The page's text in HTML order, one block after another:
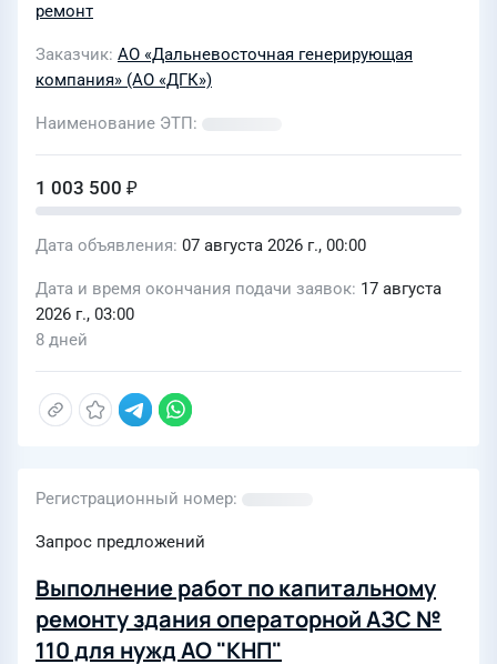
ремонт
Заказчик АО «Дальневосточная генерирующая
компания» (АО «ДГК»)
Наименование ЭТП
1 003 500 ₽
Дата объявления 07 августа 2026 г., 00:00
Дата и время окончания подачи заявок 17 августа
2026 г., 03:00
8 дней
Регистрационный номер
Запрос предложений
Выполнение работ по капитальному
ремонту здания операторной АЗС №
110 для нужд АО "КНП"